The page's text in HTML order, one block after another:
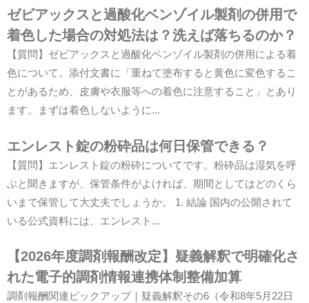
ゼビアックスと過酸化ベンゾイル製剤の併用で
着色した場合の対処法は？洗えば落ちるのか？
【質問】ゼビアックスと過酸化ベンゾイル製剤の併用による着
色について。添付文書に「重ねて塗布すると黄色に変色するこ
とがあるため、皮膚や衣服等への着色に注意すること」とあり
ます。まずは着色しないように...
エンレスト錠の粉砕品は何日保管できる？
【質問】エンレスト錠の粉砕についてです。粉砕品は湿気を呼
ぶと聞きますが、保管条件がよければ、期間としてはどのくら
いまで保管して大丈夫でしょうか。 1. 結論 国内の公開されて
いる公式資料には、エンレスト...
【2026年度調剤報酬改定】疑義解釈で明確化さ
れた電子的調剤情報連携体制整備加算
調剤報酬関連ピックアップ｜疑義解釈その6（令和8年5月22日